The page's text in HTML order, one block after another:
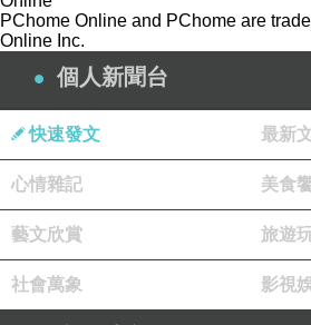
PChome Online and PChome are
Online Inc.
個人新聞台
快速發文 最新
心情雜記 美食
藝文欣賞 旅遊
社會萬象 影視